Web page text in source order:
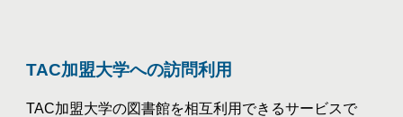
TAC加盟大学への訪問利用
TAC加盟大学の図書館を相互利用できるサービスで